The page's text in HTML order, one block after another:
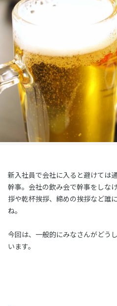
新入社員で会社に入ると避けては
幹事。会社の飲み会で幹事をしな
拶や乾杯挨拶、締めの挨拶など誰
ね。
今回は、一般的にみなさんがどう
います。